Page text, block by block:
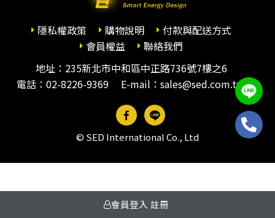
會員登入 註冊
隱私權政策 購物說明
付款與配送方式
會員權益
聯絡我們
地址：235新北市中和區中正路736號7樓之6
電話： 02-8226-9369 E-mail：sales@sed.com.tw
© SED International Co., Ltd